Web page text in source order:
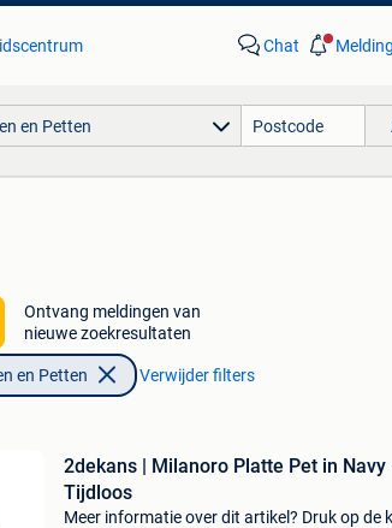
Chat
en Petten
Ontvang meldingen van
nieuwe zoekresultaten
en Petten Verwijder filters
2dekans | Milanoro Platte Pet in Navy
Tijdloos
Meer informatie over dit artikel? Druk op de